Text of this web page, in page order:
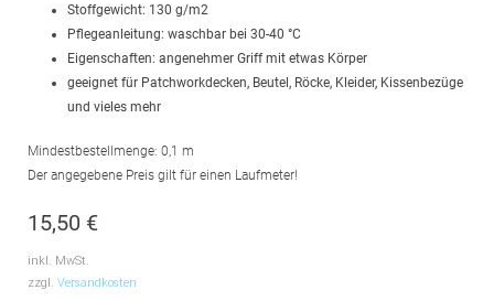
Stoffgewicht: 130 g/m2
Pflegeanleitung: waschbar bei 30-40 °C
Eigenschaften: angenehmer Griff mit etwas Körper
geeignet für Patchworkdecken, Beutel, Röcke, Kleider, Kissenbezüge
und vieles mehr
Mindestbestellmenge: 0,1 m
Der angegebene Preis gilt für einen Laufmeter!
15,50 €
inkl. MwSt.
zzgl. Versandkosten